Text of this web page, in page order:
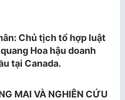
Chủ tịch tổ hợp luật
Hoa hậu doanh
tại Canada.
MAI VÀ NGHIÊN CỨU